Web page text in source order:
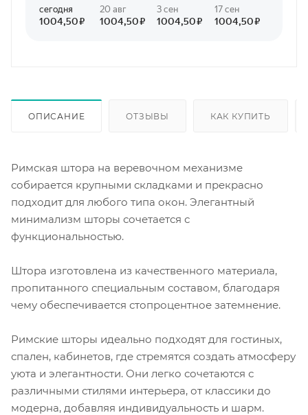
ОПИСАНИЕ ОТЗЫВЫ КАК КУПИТЬ
Римская штора на веревочном механизме
собирается крупными складками и прекрасно
подходит для любого типа окон. Элегантный
минимализм шторы сочетается с
функциональностью.
Што­ра изготовлена из качественного ма­тери­ала,
пропитанного специальным составом, благодаря
чему обеспечивается стопроцентное затемнение.
Римские шторы идеально подходят для гостиных,
спален, кабинетов, где стремятся создать атмосферу
уюта и элегантности. Они легко сочетаются с
различными стилями интерьера, от классики до
модерна, добавляя индивидуальность и шарм.